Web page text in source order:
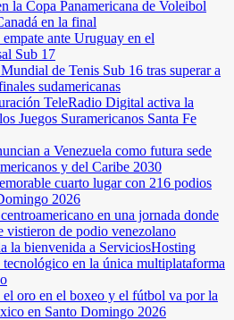
la Copa Panamericana de Voleibol
en la final
ante Uruguay en el
Sub 17
de Tenis Sub 16 tras superar a
sudamericanas
TeleRadio Digital activa la
Juegos Suramericanos Santa Fe
a Venezuela como futura sede
y del Caribe 2030
cuarto lugar con 216 podios
2026
en una jornada donde
vistieron de podio venezolano
la bienvenida a ServiciosHosting
en la única multiplataforma
el oro en el boxeo y el fútbol va por la
en Santo Domingo 2026